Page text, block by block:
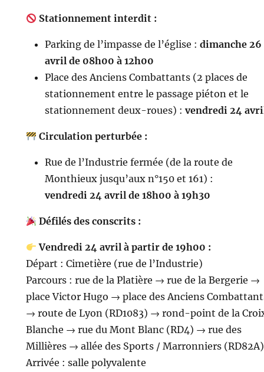
Stationnement interdit :
Parking de l’impasse de l’église : dimanche 26
avril de 08h00 à 12h00
Place des Anciens Combattants (2 places de
stationnement entre le passage piéton et le
stationnement deux-roues) : vendredi 24
Circulation perturbée :
Rue de l’Industrie fermée (de la route de
Monthieux jusqu’aux n°150 et 161) :
vendredi 24 avril de 18h00 à 19h30
Défilés des conscrits :
Vendredi 24 avril à partir de 19h00 :
Départ : Cimetière (rue de l’Industrie)
Parcours : rue de la Platière → rue de la Bergerie →
place Victor Hugo → place des Anciens
→ route de Lyon (RD1083) → rond-point de la
Blanche → rue du Mont Blanc (RD4) → rue des
Millières → allée des Sports / Marronniers (RD82A)
Arrivée : salle polyvalente